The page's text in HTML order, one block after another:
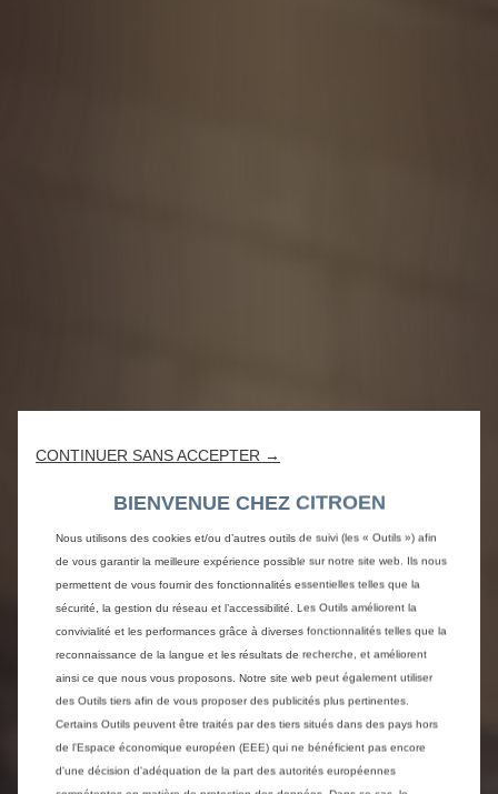
CONTINUER SANS ACCEPTER →
BIENVENUE CHEZ CITROEN
Nous utilisons des cookies et/ou d’autres outils de suivi (les « Outils ») afin
de vous garantir la meilleure expérience possible sur notre site web. Ils nous
permettent de vous fournir des fonctionnalités essentielles telles que la
sécurité, la gestion du réseau et l’accessibilité. Les Outils améliorent la
convivialité et les performances grâce à diverses fonctionnalités telles que la
reconnaissance de la langue et les résultats de recherche, et améliorent
ainsi ce que nous vous proposons. Notre site web peut également utiliser
des Outils tiers afin de vous proposer des publicités plus pertinentes.
Certains Outils peuvent être traités par des tiers situés dans des pays hors
de l'Espace économique européen (EEE) qui ne bénéficient pas encore
d'une décision d'adéquation de la part des autorités européennes